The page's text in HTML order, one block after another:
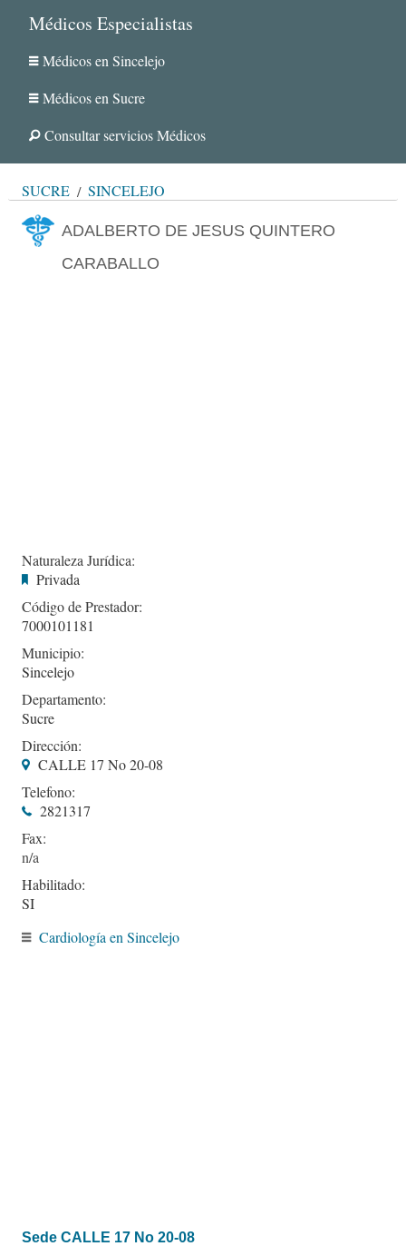
Médicos Especialistas
Médicos en Sincelejo
Médicos en Sucre
Consultar servicios Médicos
SUCRE SINCELEJO
ADALBERTO DE JESUS QUINTERO
CARABALLO
Naturaleza Jurídica:
Privada
Código de Prestador:
7000101181
Municipio:
Sincelejo
Departamento:
Sucre
Dirección:
CALLE 17 No 20-08
Telefono:
2821317
Fax:
Habilitado:
SI
Cardiología en Sincelejo
Sede CALLE 17 No 20-08